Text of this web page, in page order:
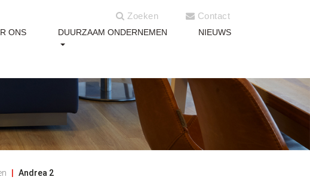
Zoeken Contact
ONS DUURZAAM ONDERNEMEN NIEUWS
Andrea 2